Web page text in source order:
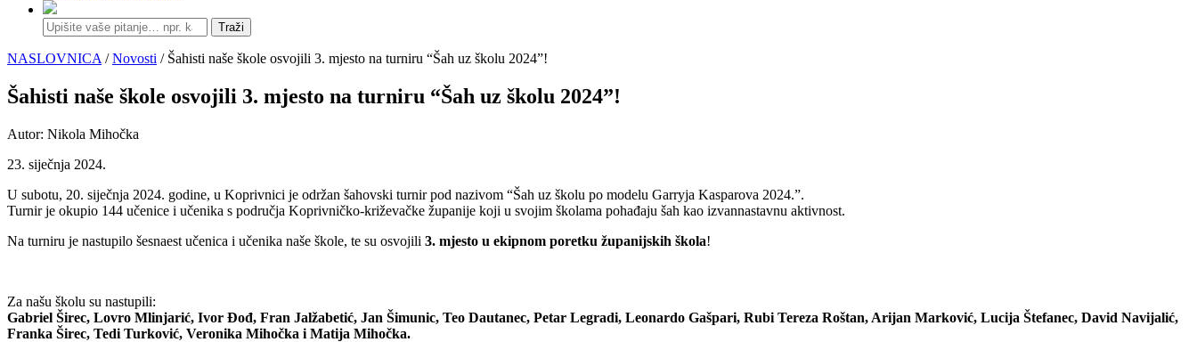
Traži
NASLOVNICA /Novosti / Šahisti naše škole osvojili 3. mjesto na turniru “Šah uz školu 2024”!
Šahisti naše škole osvojili 3. mjesto na turniru “Šah uz školu 2024”!
Autor: Nikola Mihočka
23. siječnja 2024.
U subotu, 20. siječnja 2024. godine, u Koprivnici je održan šahovski turnir pod nazivom “Šah uz školu po modelu Garryja Kasparova 2024.”.
Turnir je okupio 144 učenice i učenika s područja Koprivničko-križevačke županije koji u svojim školama pohađaju šah kao izvannastavnu aktivnost.
Na turniru je nastupilo šesnaest učenica i učenika naše škole, te su osvojili 3. mjesto u ekipnom poretku županijskih škola!
Za našu školu su nastupili:
Gabriel Širec, Lovro Mlinjarić, Ivor Đođ, Fran Jalžabetić, Jan Šimunic, Teo Dautanec, Petar Legradi, Leonardo Gašpari, Rubi Tereza Roštan, Arijan Marković, Lucija Štefanec, David Navijalić,
Franka Širec, Tedi Turković, Veronika Mihočka i Matija Mihočka.